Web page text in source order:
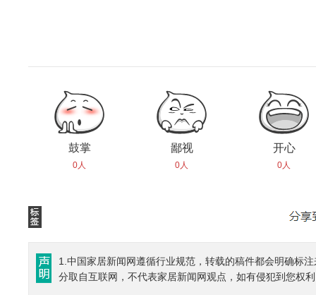
鼓掌
0人
鄙视
0人
开心
0人
1.中国家居新闻网遵循行业规范，转载的稿件都会明确标
分取自互联网，不代表家居新闻网观点，如有侵犯到您权